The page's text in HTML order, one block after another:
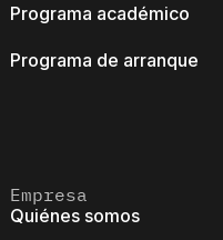
Programa académico
Programa de arranque
Empresa
Quiénes somos